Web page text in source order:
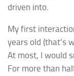
driven into.
My first
years old (that’s
At most, I would
For more than